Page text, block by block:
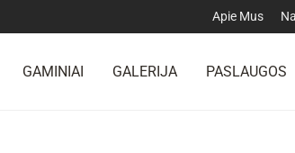
Apie Mus
GAMINIAI GALERIJA PASLAUGOS